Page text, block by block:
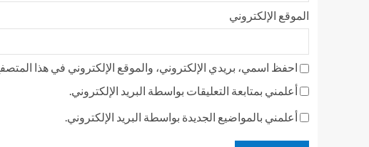
الموقع الإلكتروني
احفظ اسمي، بريدي الإلكتروني، والموقع الإلكتروني في هذا
أعلمني بمتابعة التعليقات بواسطة البريد الإلكتروني.
أعلمني بالمواضيع الجديدة بواسطة البريد الإلكتروني.